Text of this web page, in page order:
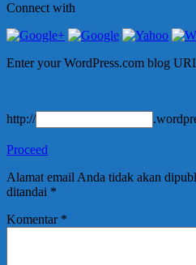
Connect with
Enter your WordPress.com blog
http://
Proceed
Alamat email Anda tidak akan
ditandai *
Komentar *